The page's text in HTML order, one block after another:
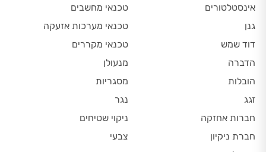
אינסטלטורים
גנן
דוד שמש
הדברה
הובלות
זגג
חברות אחזקה
חברת ניקיון
טכנאי מחשבים
טכנאי מערכות אזעקה
טכנאי מקררים
מנעולן
מסגריות
נגר
ניקוי שטיחים
צבעי